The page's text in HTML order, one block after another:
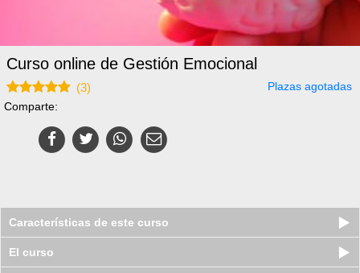
Curso online de Gestión Emocional
(3)
Plazas agotadas
Comparte:
Características de este curso
El curso